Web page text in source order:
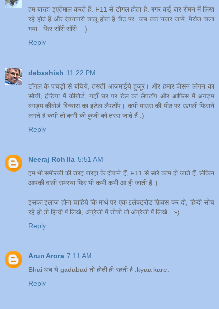
हम बारहा इएतेमाल करते हैं. F11 से टोगल होता है. मगर कई बार रोमन में लिख
रहे होते हैं और देवनागरी चालू होता है चैट पर. जब तक नजर जाये, मैसेज चला
गया...फिर सॉरी सॉरी.. :)
Reply
debashish 11:22 PM
टॉगल के पचड़ों से बचिये, तख्ती आज़माईये हुज़ूर। और हमार जैसन लोगन का
सोची, इंडिया में कीबोर्ड, यहाँ घर पर डेल का लैपटॉप और आफिस में अगड़म
बगड़म कीबोर्ड विन्यास का इंटेल लैपटॉप। कभी माउस की पीठ पर ऊंगली फिराने
लगते हैं कभी तो कभी की कुंजी को तरस जाते हैं :)
Reply
Neeraj Rohilla 5:51 AM
हम भी समीरजी की तरह बारहा के दीवाने हैं, F11 से सारे काम हो जाते हैं, लेकिन
आपकी वाली समस्या फ़िर भी कभी कभी आ ही जाती है ।
इसका इलाज होना चाहिये कि माथे पर एक इलेक्ट्रोड फ़िक्स कर दो, हिन्दी सोच
रहे हो तो हिन्दी में लिखे, अंग्रेजी में सोचो तो अंग्रेजी में लिखे...:-)
Reply
Arun Arora 7:11 AM
Bhai अब ये gadabad तो होती ही रहती है .kyaa kare.
Reply